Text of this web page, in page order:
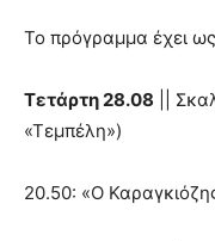
Το πρόγραμμα έχει
Τετάρτη 28.08 ||
«Τεμπέλη»)
20.50: «Ο